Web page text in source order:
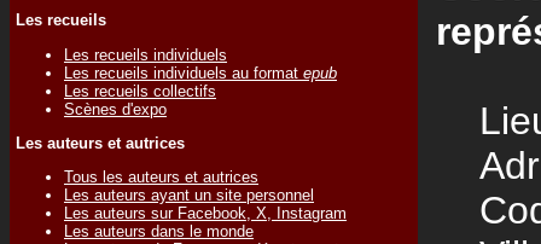
Les recueils
Les recueils individuels
Les recueils individuels au format epub
Les recueils collectifs
Scènes d'expo
Les auteurs et autrices
Tous les auteurs et autrices
Les auteurs ayant un site personnel
Les auteurs sur Facebook, X, Instagram
Les auteurs dans le monde